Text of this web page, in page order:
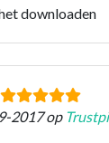
downloaden
2017 op